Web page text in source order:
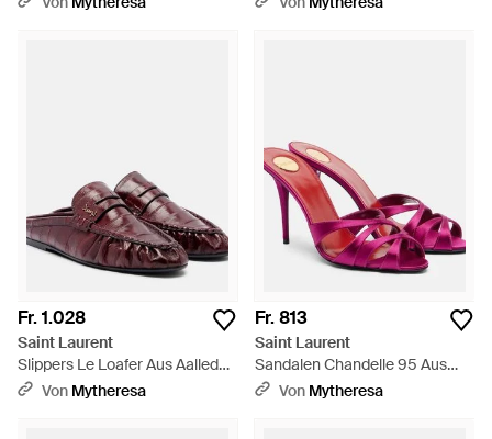
Fr. 1.028
Saint Laurent
Slippers Le Loafer Aus Aalleder
- Braun
Von Mytheresa
Fr. 813
Saint Laurent
Sandalen Chandelle 95 Aus
Satin - Pink
Von Mytheresa